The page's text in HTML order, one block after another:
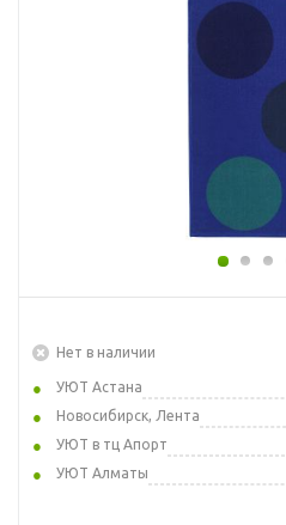
Нет в наличии
УЮТ Астана
Новосибирск, Лента
УЮТ в тц Апорт
УЮТ Алматы